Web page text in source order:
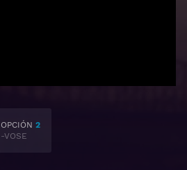
OPCIÓN 2
-VOSE